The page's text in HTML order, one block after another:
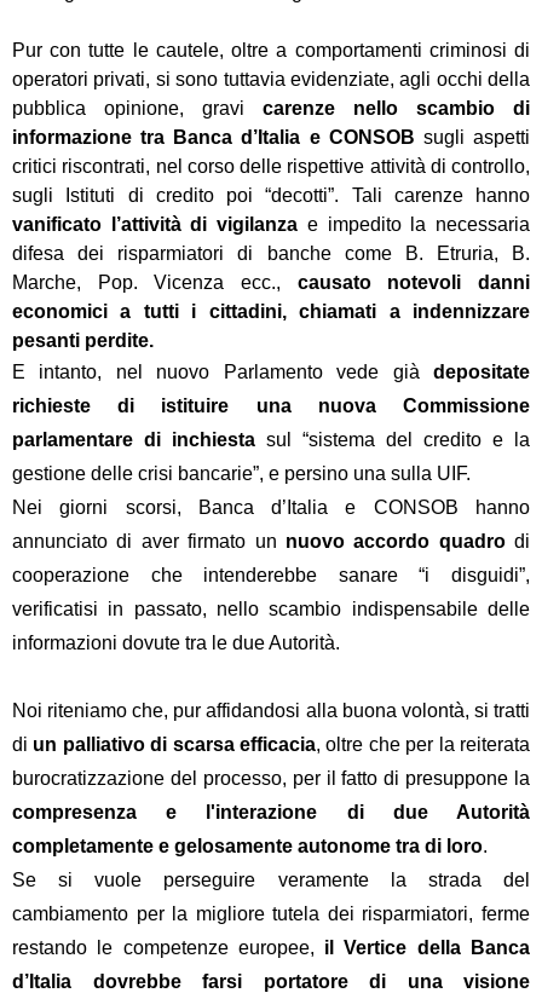
Pur con tutte le cautele, oltre a comportamenti criminosi di
operatori privati, si sono tuttavia evidenziate, agli occhi della
pubblica opinione, gravi carenze nello scambio di
informazione tra Banca d’Italia e CONSOB sugli aspetti
critici riscontrati, nel corso delle rispettive attività di controllo,
sugli Istituti di credito poi “decotti”. Tali carenze hanno
vanificato l’attività di vigilanza e impedito la necessaria
difesa dei risparmiatori di banche come B. Etruria, B.
Marche, Pop. Vicenza ecc., causato notevoli danni
economici a tutti i cittadini, chiamati a indennizzare
pesanti perdite.
E intanto, nel nuovo Parlamento vede già depositate
richieste di istituire una nuova Commissione
parlamentare di inchiesta sul “sistema del credito e la
gestione delle crisi bancarie”, e persino una sulla UIF.
Nei giorni scorsi, Banca d’Italia e CONSOB hanno
annunciato di aver firmato un nuovo accordo quadrodi
cooperazione che intenderebbe sanare “i disguidi”,
verificatisi in passato, nello scambio indispensabile delle
informazioni dovute tra le due Autorità.
Noi riteniamo che, pur affidandosi alla buona volontà, si tratti
di un palliativo di scarsa efficacia, oltre che per la reiterata
burocratizzazione del processo, per il fatto di presuppone la
compresenza e l'interazione di due Autorità
completamente e gelosamente autonome tra di loro.
Se si vuole perseguire veramente la strada del
cambiamento per la migliore tutela dei risparmiatori, ferme
restando le competenze europee, il Vertice della Banca
d’Italia dovrebbe farsi portatore di una visione